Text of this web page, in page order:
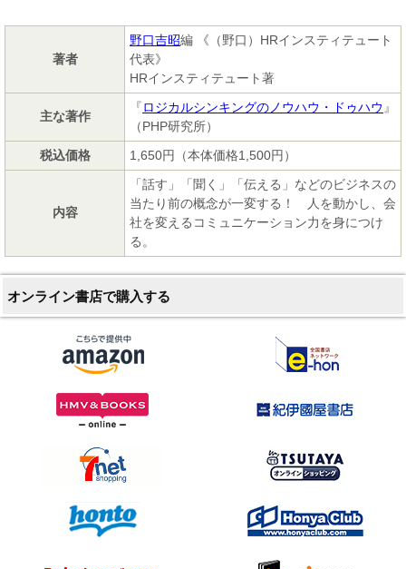
著者
野口吉昭編 《（野口）HRインスティテュート
代表》
HRインスティテュート著
主な著作
『ロジカルシンキングのノウハウ・ドゥハウ 』
（PHP研究所）
税込価格
1,650円（本体価格1,500円）
内容
「話す」「聞く」「伝える」などのビジネスの
当たり前の概念が一変する！ 人を動かし、会
社を変えるコミュニケーション力を身につけ
る。
オンライン書店で購入する